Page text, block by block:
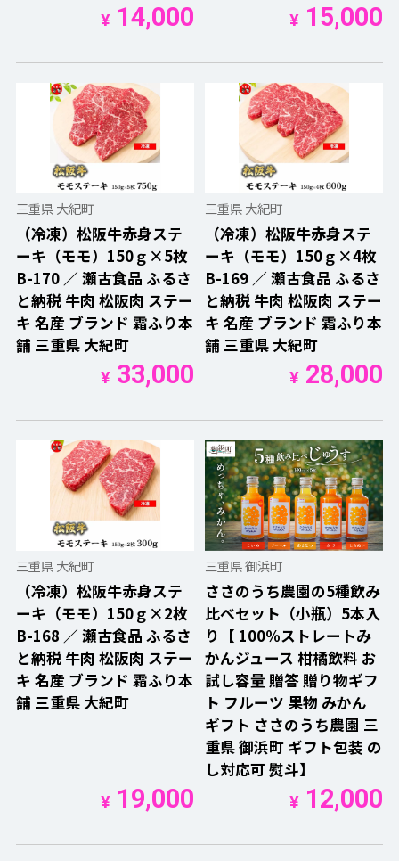
¥14,000 ¥15,000
三重県 大紀町
（冷凍）松阪牛赤身ステ
ーキ（モモ）150ｇ×5枚
B-170 ／ 瀬古食品 ふるさ
と納税 牛肉 松阪肉 ステー
キ 名産 ブランド 霜ふり本
舗 三重県 大紀町
¥33,000
三重県 大紀町
（冷凍）松阪牛赤身ステ
ーキ（モモ）150ｇ×4枚
B-169 ／ 瀬古食品 ふるさ
と納税 牛肉 松阪肉 ステー
キ 名産 ブランド 霜ふり本
舗 三重県 大紀町
¥28,000
三重県 大紀町
（冷凍）松阪牛赤身ステ
ーキ（モモ）150ｇ×2枚
B-168 ／ 瀬古食品 ふるさ
と納税 牛肉 松阪肉 ステー
キ 名産 ブランド 霜ふり本
舗 三重県 大紀町
¥19,000
三重県 御浜町
ささのうち農園の5種飲み
比べセット（小瓶）5本入
り【 100％ストレートみ
かんジュース 柑橘飲料 お
試し容量 贈答 贈り物ギフ
ト フルーツ 果物 みかん
ギフト ささのうち農園 三
重県 御浜町 ギフト包装 の
し対応可 熨斗】
¥12,000